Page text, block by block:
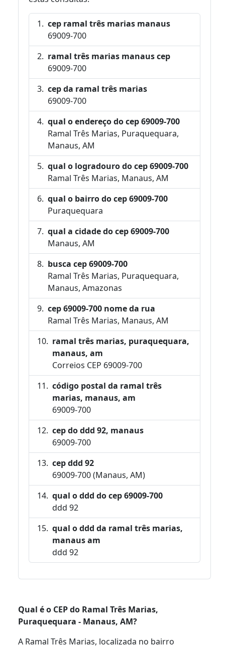
cep ramal três marias manaus
69009-700
ramal três marias manaus cep
69009-700
cep da ramal três marias
69009-700
qual o endereço do cep 69009-700
Ramal Três Marias, Puraquequara,
Manaus, AM
qual o logradouro do cep 69009-700
Ramal Três Marias, Manaus, AM
qual o bairro do cep 69009-700
Puraquequara
qual a cidade do cep 69009-700
Manaus, AM
busca cep 69009-700
Ramal Três Marias, Puraquequara,
Manaus, Amazonas
cep 69009-700 nome da rua
Ramal Três Marias, Manaus, AM
ramal três marias, puraquequara,
manaus, am
Correios CEP 69009-700
código postal da ramal três
marias, manaus, am
69009-700
cep do ddd 92, manaus
69009-700
cep ddd 92
69009-700 (Manaus, AM)
qual o ddd do cep 69009-700
ddd 92
qual o ddd da ramal três marias,
manaus am
ddd 92
Qual é o CEP do Ramal Três Marias,
Puraquequara - Manaus, AM?
A Ramal Três Marias, localizada no bairro